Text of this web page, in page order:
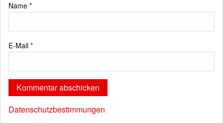
Name *
E-Mail *
Datenschutzbestimmungen